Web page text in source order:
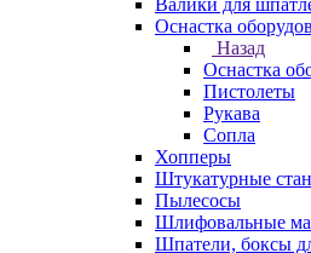
Валики для
Оснастка
Назад
Оснастка
Пистолеты
Рукава
Сопла
Хопперы
Штукатурные
Пылесосы
Шлифовальные
Шпатели, боксы